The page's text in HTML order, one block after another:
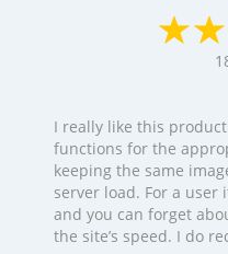
I really like this
functions for the
keeping the same
server load. For a
and you can forget
the site’s speed. I do